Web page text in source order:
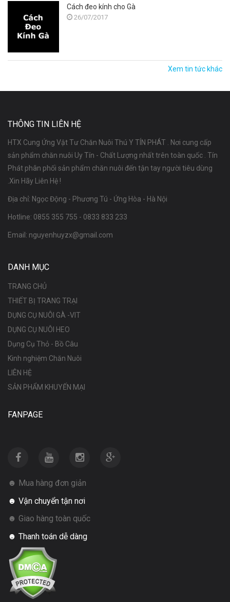
Cách đeo kính cho Gà
26/07/2017
Xem tin tức khác
THÔNG TIN LIÊN HỆ
HTX Cung Ứng Vật Tư Chăn Nuôi Thú Y TÍN PHÁT . Nơi cung cấp
sản phẩm chăn nuôi Uy Tín - Chất Lượng nhất trên toàn quốc . Tín
Phát phân phối sản phẩm chăn nuôi đến tận tay người tiêu dùng
.Xin Hãy Liên Hệ !
Địa chỉ: Ngọc Động - Phương Tú - Ứng Hòa - Hà Nội
Hotline: 0855 355 755 - 0833 833 233
Email: nguyenhuyzx@gmail.com
DANH MỤC
TRANG CHỦ
THIẾT BỊ TRANG TRẠI
DỤNG CỤ NUÔI GÀ -VIT
DỤNG CỤ NUÔI HEO
Dụng Cụ Thỏ - Bồ Câu
Kinh nghiệm Chăn Nuôi
LIÊN HỆ
SẢN PHẨM KHUYẾN MẠI
FANPAGE
☻ Mua hàng đơn giản
☻ Vận chuyển tận nơi
☻ Giao hàng toàn quốc
☻ Thanh toán dễ dàng